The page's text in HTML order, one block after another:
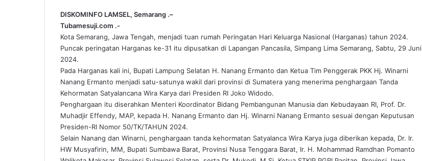
DISKOMINFO LAMSEL, Semarang .–
Tubamesuji.com .-
Kota Semarang, Jawa Tengah, menjadi tuan rumah Peringatan Hari Keluarga Nasional (Harganas) tahun 2024.
Puncak peringatan Harganas ke-31 itu dipusatkan di Lapangan Pancasila, Simpang Lima Semarang, Sabtu, 29 Juni
2024.
Pada Harganas kali ini, Bupati Lampung Selatan H. Nanang Ermanto dan Ketua Tim Penggerak PKK Hj. Winarni
Nanang Ermanto menjadi satu-satunya wakil dari provinsi di Sumatera yang menerima penghargaan Tanda
Kehormatan Satyalancana Wira Karya dari Presiden RI Joko Widodo.
Penghargaan itu diserahkan Menteri Koordinator Bidang Pembangunan Manusia dan Kebudayaan RI, Prof. Dr.
Muhadjir Effendy, MAP, kepada H. Nanang Ermanto dan Hj. Winarni Nanang Ermanto sesuai dengan Keputusan
Presiden-RI Nomor 50/TK/TAHUN 2024.
Selain Nanang dan Winarni, penghargaan tanda kehormatan Satyalanca Wira Karya juga diberikan kepada, Dr. Ir.
HW Musyafirin, MM, Bupati Sumbawa Barat, Provinsi Nusa Tenggara Barat, Ir. H. Mohammad Ramdhan Pomanto